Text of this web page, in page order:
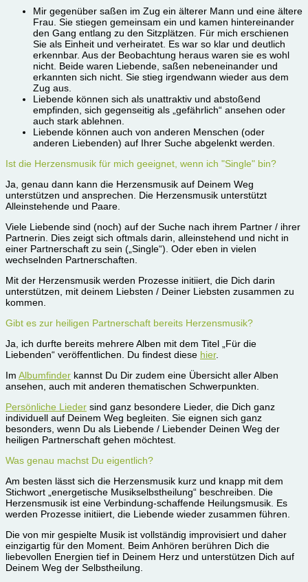
Mir gegenüber saßen im Zug ein älterer Mann und eine ältere
Frau. Sie stiegen gemeinsam ein und kamen hintereinander
den Gang entlang zu den Sitzplätzen. Für mich erschienen
Sie als Einheit und verheiratet. Es war so klar und deutlich
erkennbar. Aus der Beobachtung heraus waren sie es wohl
nicht. Beide waren Liebende, saßen nebeneinander und
erkannten sich nicht. Sie stieg irgendwann wieder aus dem
Zug aus.
Liebende können sich als unattraktiv und abstoßend
empfinden, sich gegenseitig als „gefährlich“ ansehen oder
auch stark ablehnen.
Liebende können auch von anderen Menschen (oder
anderen Liebenden) auf Ihrer Suche abgelenkt werden.
Ist die Herzensmusik für mich geeignet, wenn ich "Single" bin?
Ja, genau dann kann die Herzensmusik auf Deinem Weg
unterstützen und ansprechen. Die Herzensmusik unterstützt
Alleinstehende und Paare.
Viele Liebende sind (noch) auf der Suche nach ihrem Partner / ihrer
Partnerin. Dies zeigt sich oftmals darin, alleinstehend und nicht in
einer Partnerschaft zu sein („Single“). Oder eben in vielen
wechselnden Partnerschaften.
Mit der Herzensmusik werden Prozesse initiiert, die Dich darin
unterstützen, mit deinem Liebsten / Deiner Liebsten zusammen zu
kommen.
Gibt es zur heiligen Partnerschaft bereits Herzensmusik?
Ja, ich durfte bereits mehrere Alben mit dem Titel „Für die
Liebenden“ veröffentlichen. Du findest diese hier.
Im Albumfinder kannst Du Dir zudem eine Übersicht aller Alben
ansehen, auch mit anderen thematischen Schwerpunkten.
Persönliche Lieder sind ganz besondere Lieder, die Dich ganz
individuell auf Deinem Weg begleiten. Sie eignen sich ganz
besonders, wenn Du als Liebende / Liebender Deinen Weg der
heiligen Partnerschaft gehen möchtest.
Was genau machst Du eigentlich?
Am besten lässt sich die Herzensmusik kurz und knapp mit dem
Stichwort „energetische Musikselbstheilung“ beschreiben. Die
Herzensmusik ist eine Verbindung-schaffende Heilungsmusik. Es
werden Prozesse initiiert, die Liebende wieder zusammen führen.
Die von mir gespielte Musik ist vollständig improvisiert und daher
einzigartig für den Moment. Beim Anhören berühren Dich die
liebevollen Energien tief in Deinem Herz und unterstützen Dich auf
Deinem Weg der Selbstheilung.